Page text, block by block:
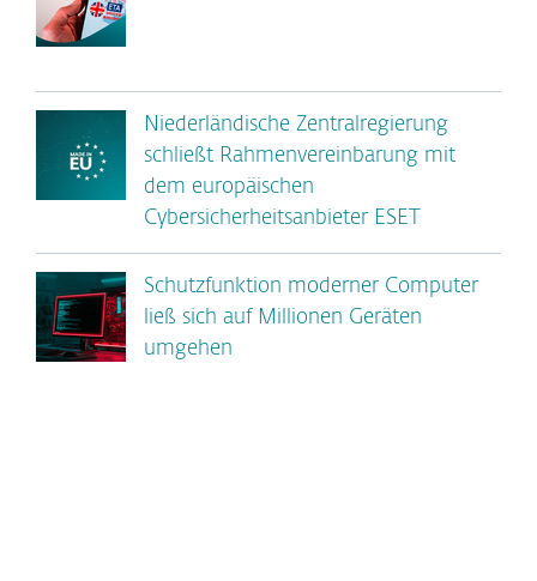
Niederländische Zentralregierung
schließt Rahmenvereinbarung mit
dem europäischen
Cybersicherheitsanbieter ESET
Schutzfunktion moderner Computer
ließ sich auf Millionen Geräten
umgehen